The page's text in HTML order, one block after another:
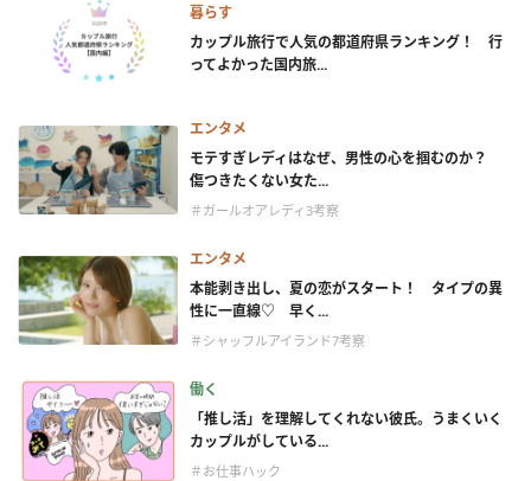
暮らす
カップル旅行で人気の都道府県ランキング！ 行
ってよかった国内旅...
エンタメ
モテすぎレディはなぜ、男性の心を掴むのか？
傷つきたくない女た...
＃ガールオアレディ3考察
エンタメ
本能剥き出し、夏の恋がスタート！ タイプの異
性に一直線♡ 早く...
＃シャッフルアイランド7考察
働く
「推し活」を理解してくれない彼氏。うまくいく
カップルがしている...
＃お仕事ハック